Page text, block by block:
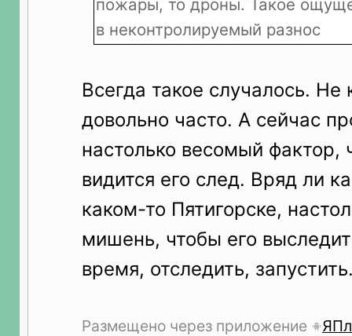
пожары, то дроны. Такое
в неконтролируемый разнос
Всегда такое случалось.
довольно часто. А сейчас
настолько весомый
видится его след. Вряд ли
каком-то Пятигорске,
мишень, чтобы его
время, отследить,
Размещено через приложение